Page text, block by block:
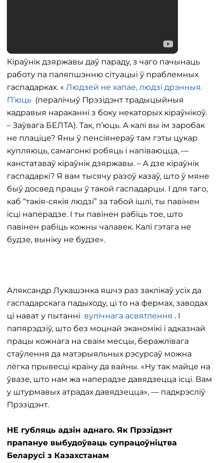
Кіраўнік дзяржавы даў параду, з чаго пачынаць
работу па паляпшэнню сітуацыі ў праблемных
гаспадарках. « Людзей не хапае, людзі дрэнныя.
П’юць (пералічыў Прэзідэнт традыцыйныя
кадравыя нараканні з боку некаторых кіраўнікоў.
– Заўвага БЕЛТА). Так, п’юць. А калі вы ім заробак
не плаціце? Яны ў пенсіянераў там гэты цукар
купляюць, самагонкі робяць і напіваюцца, —
канстатаваў кіраўнік дзяржавы. – А дзе кіраўнік
гаспадаркі? Я вам тысячу разоў казаў, што ў мяне
быў досвед працы ў такой гаспадарцы. І для таго,
каб “такія-сякія людзі” за табой ішлі, ты павінен
ісці наперадзе. І ты павінен рабіць тое, што
павінен рабіць кожны чалавек. Калі гэтага не
будзе, выніку не будзе».
Аляксандр Лукашэнка яшчэ раз заклікаў усіх да
гаспадарскага падыходу, ці то на фермах, заводах
ці нават у пытанні вулічнага асвятлення . І
папярэдзіў, што без моцнай эканомікі і адказнай
працы кожнага на сваім месцы, беражлівага
стаўлення да матэрыяльных рэсурсаў можна
лёгка прывесці краіну да вайны. «Ну так майце на
ўвазе, што нам жа наперадзе давядзецца ісці. Вам
у штурмавых атрадах давядзецца», — падкрэсліў
Прэзідэнт.
НЕ губляць адзін аднаго. Як Прэзідэнт
прапануе выбудоўваць супрацоўніцтва
Беларусі з Казахстанам